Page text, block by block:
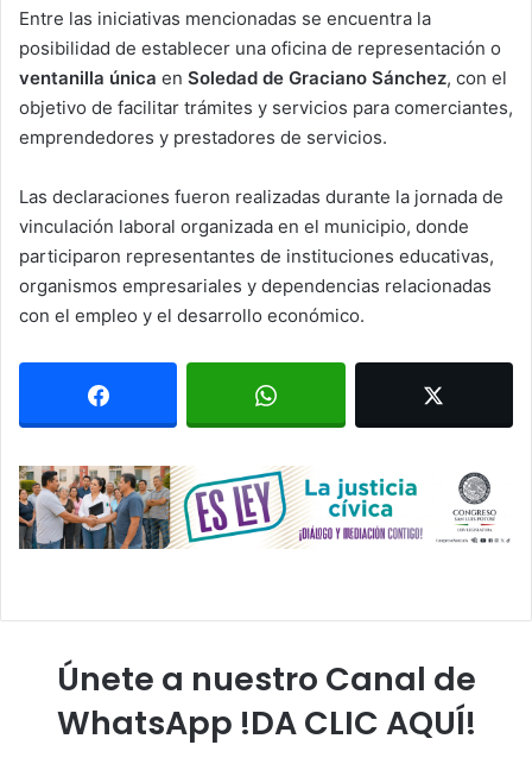
Entre las iniciativas mencionadas se encuentra la
posibilidad de establecer una oficina de representación o
ventanilla única en Soledad de Graciano Sánchez, con el
objetivo de facilitar trámites y servicios para comerciantes,
emprendedores y prestadores de servicios.
Las declaraciones fueron realizadas durante la jornada de
vinculación laboral organizada en el municipio, donde
participaron representantes de instituciones educativas,
organismos empresariales y dependencias relacionadas
con el empleo y el desarrollo económico.
Únete a nuestro Canal de
WhatsApp !DA CLIC AQUÍ!